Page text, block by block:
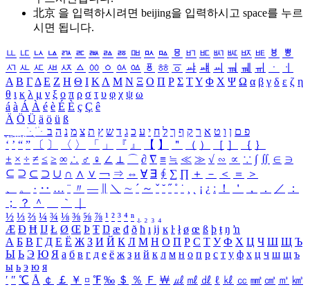
北京 을 입력하시려면 beijing을 입력하시고 space를 누르
시면 됩니다.
ㅥ ㅦ ㅧ ㅨ ㅩ ㅪ ㅫ ㅬ ㅭ ㅮ ㅯ ㅰ ㅱ ㅲ ㅳ ㅴ ㅵ ㅶ ㅷ ㅸ
ㅹ
ㅺ ㅻ ㅼ ㅽ ㅾ ㅿ ㆀ ㆁ ㆂ ㆃ ㆄ ㆅ ㆆ ㆇ ㆈ ㆉ ㆊ ㆋ ㆌ ㆍ
ㆎ
Α Β ΓΔ Ε Ζ Η Θ Ι ΚΛ Μ Ν Ξ Ο Π Ρ Σ ΤΥ Φ Χ Ψ Ω α β γ δ ε ζ η
θ ι κ λ μ ν ξ ο π ρ σ τ υ φ χ ψ ω
á à Á À é è É È ç Ç ê
Ä Ö Ü ä ö ü ß
ִֶֹ ֻּ ׁׂ פ ם ן ו ט א ר ק ף ך ל ח י ע כ ג ד ש ץ ת צ מ נ ה ב
‘ ’ “ ” 〔 〕 〈 〉 「 」 『 』 【 】 ＂ （ ） ［ ］ ｛ ｝
± × ÷ ≠ ≤ ≥ ∞ ∴ ♂ ♀ ∠ ⊥ ⌒ ∂ ∇ ≡ ≒ ≪ ≫ √ ∽ ∝ ∵ ∫ ∬ ∈ ∋
⊆ ⊇ ⊂ ⊃ ∪ ∩ ∧ ∨ ￢ ⇒ ⇔ ∀ ∃ ∮ ∑ ∏ ＋ － ＜ ＝
＞
、
。 · ‥ … ¨ 〃 ― ＼ ∼ ´ ～ ˇ ˘ ˝ ˚ ˙ ¸ ¡ ¿ ː ！ ＇ ， ． ／
：
；
？ ＾ ｀
½ ⅓ ⅔ ¼ ¾ ⅛ ⅜ ⅝ ⅞ ¹ ² ³ ⁴ ⁿ ₁ ₂ ₃ ₄
Æ Ð Ħ Ĳ Ł Ø Œ Þ Ŧ Ŋ æ đ ð ħ ı ĳ ĸ ŀ ł ø œ ß þ ŧ ŋ ŉ
А Б В Г Д Е Ё Ж З И Й К Л М Н О П Р С Т У Ф Х Ц Ч Ш Щ Ъ
Ы Ь Э Ю Я а б в г д е ё ж з и й к л м н о п р с т у ф х ц ч ш щ ъ
ы ь э ю я
′ ″ ℃ Å ￠ ￡ ￥ ¤ ℉ ‰ ＄ ％ Ｆ ￦ ㎕ ㎖ ㎗ ℓ ㎘ ㏄ ㎣ ㎤ ㎥ ㎦